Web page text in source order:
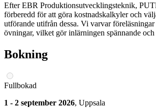
Efter EBR Produktionsutvecklingsteknik,
förberedd för att göra kostnadskalkyler och
utförande utifrån dessa. Vi varvar
övningar, vilket gör inlärningen spännande
Bokning
Fullbokad
1 - 2 september 2026, Uppsala